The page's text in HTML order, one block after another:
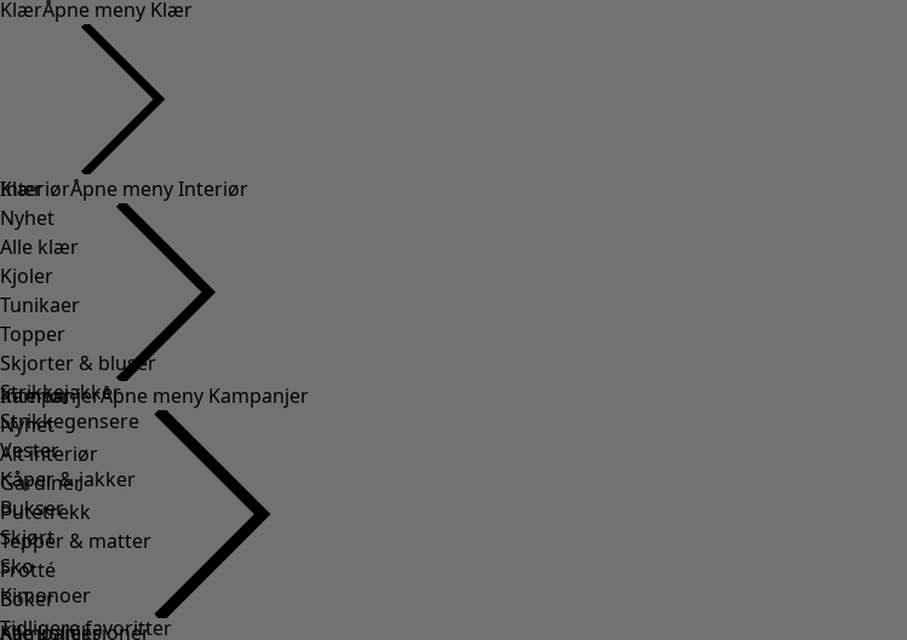
KlærÅpne meny Klær
Klær
Nyhet
Alle klær
Kjoler
Tunikaer
Topper
Skjorter & bluser
Strikkejakker
Strikkegensere
Vester
Kåper & jakker
Bukser
Skjørt
Sko
Kimonoer
InteriørÅpne meny Interiør
Interiør
Nyhet
Alt interiør
Gardiner
Putetrekk
Tepper & matter
Frotté
Boker
Tidligere favoritter
KampanjerÅpne meny Kampanjer
Kampanjer
Alle kolleksjoner